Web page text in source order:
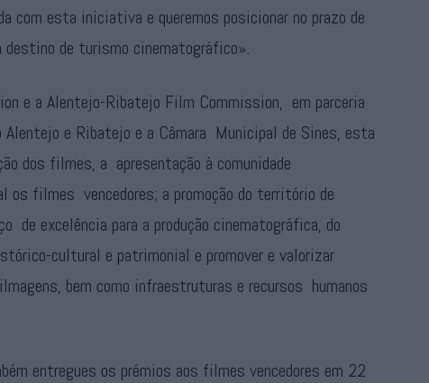
com esta iniciativa e queremos posicionar no prazo de
destino de turismo cinematográfico».
e a Alentejo-Ribatejo Film Commission, em parceria
Alentejo e Ribatejo e a Câmara Municipal de Sines, esta
dos filmes, a apresentação à comunidade
os filmes vencedores; a promoção do território de
de excelência para a produção cinematográfica, do
cultural e patrimonial e promover e valorizar
bem como infraestruturas e recursos humanos
entregues os prémios aos filmes vencedores em 22